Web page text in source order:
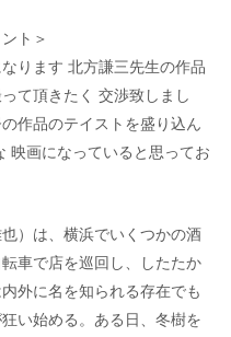
ト＞
ります 北方謙三先生の作品
て頂きたく 交渉致しまし
作品のテイストを盛り込ん
映画になっていると思ってお
）は、横浜でいくつかの酒
車で店を巡回し、したたか
外に名を知られる存在でも
い始める。ある日、冬樹を